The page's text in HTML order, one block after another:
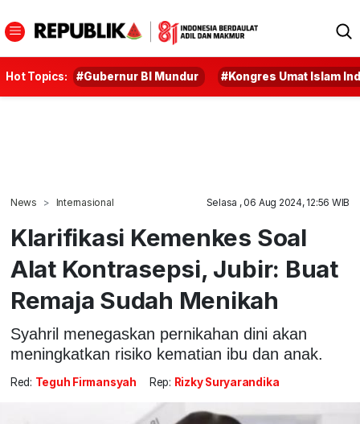
Hot Topics: #Gubernur BI Mundur #Kongres Umat Islam
News Internasional Selasa , 06 Aug 2024, 12:56 WIB
Klarifikasi Kemenkes Soal
Alat Kontrasepsi, Jubir: Buat
Remaja Sudah Menikah
Syahril menegaskan pernikahan dini akan
meningkatkan risiko kematian ibu dan anak.
Red: Teguh Firmansyah Rep: Rizky Suryarandika